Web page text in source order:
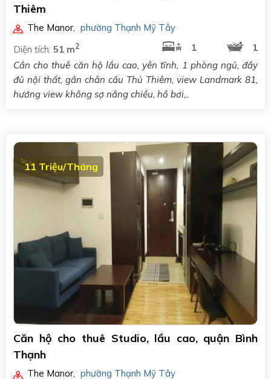
Thiêm
The Manor
phường Thạnh Mỹ Tây
Diện tích: 51 m2 1
1
Cần cho thuê căn hộ lầu cao, yên tĩnh, 1 phòng ngủ, đầy
đủ nội thất, gần chân cầu Thủ Thiêm, view Landmark 81,
hướng view không sợ nắng chiều, hồ bơi,..
11 Triệu/Tháng
Căn hộ cho thuê Studio, lầu cao, quận Bình
Thạnh
The Manor, phường Thạnh Mỹ Tây